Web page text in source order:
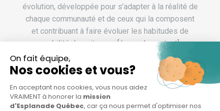
évolution, développée pour s’adapter à la réalité de
chaque communauté et de ceux qui la composent
et contribuant à faire évoluer les habitudes de
mobilité des citoyens.[/vc_column_text]
[vc_empty_space][vc_column_text css=""] Son
accompagnement avec Esplanade Québec
[/vc_column_text][vc_empty_space]
[vc_column_text css=""]LocoMotion est
accompagné par l'Esplanade dans le programme